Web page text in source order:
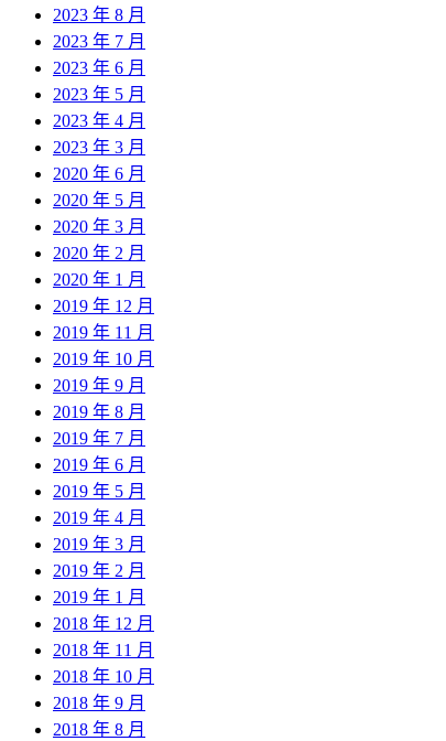
2023 年 8 月
2023 年 7 月
2023 年 6 月
2023 年 5 月
2023 年 4 月
2023 年 3 月
2020 年 6 月
2020 年 5 月
2020 年 3 月
2020 年 2 月
2020 年 1 月
2019 年 12 月
2019 年 11 月
2019 年 10 月
2019 年 9 月
2019 年 8 月
2019 年 7 月
2019 年 6 月
2019 年 5 月
2019 年 4 月
2019 年 3 月
2019 年 2 月
2019 年 1 月
2018 年 12 月
2018 年 11 月
2018 年 10 月
2018 年 9 月
2018 年 8 月